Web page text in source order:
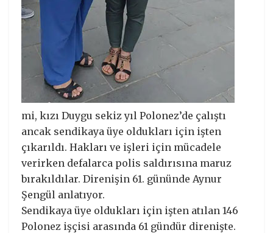
mi, kızı Duygu sekiz yıl Polonez’de çalıştı
ancak sendikaya üye oldukları için işten
çıkarıldı. Hakları ve işleri için mücadele
verirken defalarca polis saldırısına maruz
bırakıldılar. Direnişin 61. gününde Aynur
Şengül anlatıyor.
Sendikaya üye oldukları için işten atılan 146
Polonez işçisi arasında 61 gündür direnişte.